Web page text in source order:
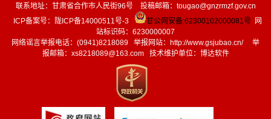
联系地址：甘肃省合作市人民街96号 投稿邮箱：tougao@gnzrmzf.gov.cn
ICP备案号：
陇ICP备14000511号-3 甘公网安备:62300102000081号网
站标识码：6230000007
网络谣言举报电话：(0941)8218089 举报网站： http://www.gsjubao.cn/举
报邮箱：xs8218089@163.com 技术维护单位：博达软件